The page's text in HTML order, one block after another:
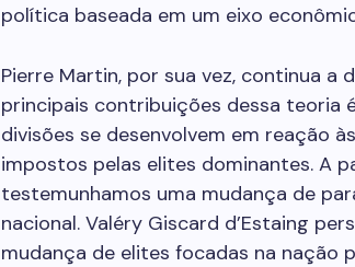
política baseada em um eixo
Pierre Martin, por sua vez, continua a
principais contribuições dessa teoria
divisões se desenvolvem em reação
impostos pelas elites dominantes. A
testemunhamos uma mudança de
nacional. Valéry Giscard d’Estaing
mudança de elites focadas na nação